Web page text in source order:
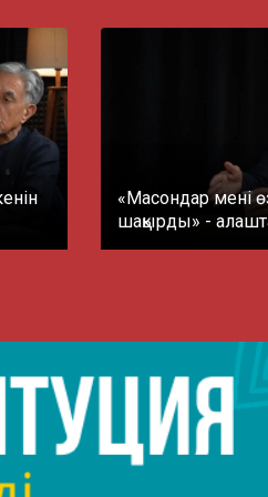
«Масондар мені
шақырды» -